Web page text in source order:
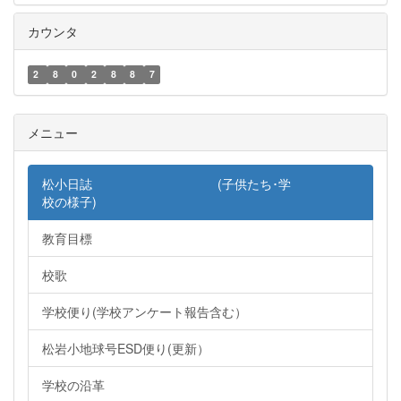
カウンタ
2 8 0 2 8 8 7
メニュー
松小日誌 (子供たち･学
校の様子)
教育目標
校歌
学校便り(学校アンケート報告含む）
松岩小地球号ESD便り(更新）
学校の沿革